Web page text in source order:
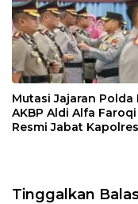
Mutasi Jajaran Polda
AKBP Aldi Alfa Faroqi
Resmi Jabat Kapolres
Tinggalkan